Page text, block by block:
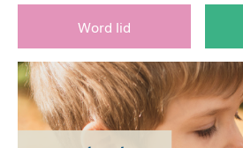
Word lid